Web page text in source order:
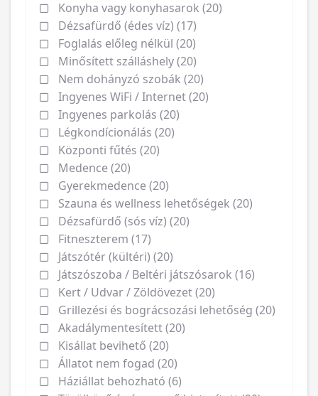
Konyha vagy konyhasarok (20)
Dézsafürdő (édes víz) (17)
Foglalás előleg nélkül (20)
Minősített szálláshely (20)
Nem dohányzó szobák (20)
Ingyenes WiFi / Internet (20)
Ingyenes parkolás (20)
Légkondícionálás (20)
Központi fűtés (20)
Medence (20)
Gyerekmedence (20)
Szauna és wellness lehetőségek (20)
Dézsafürdő (sós víz) (20)
Fitneszterem (17)
Játszótér (kültéri) (20)
Játszószoba / Beltéri játszósarok (16)
Kert / Udvar / Zöldövezet (20)
Grillezési és bográcsozási lehetőség (20)
Akadálymentesített (20)
Kisállat bevihető (20)
Állatot nem fogad (20)
Háziállat behozható (6)